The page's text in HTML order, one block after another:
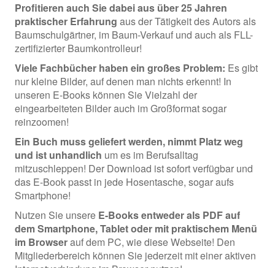
Profitieren auch Sie dabei aus über 25 Jahren
praktischer Erfahrung aus der Tätigkeit des Autors als
Baumschulgärtner, im Baum-Verkauf und auch als FLL-
zertifizierter Baumkontrolleur!
Viele Fachbücher haben ein großes Problem: Es gibt
nur kleine Bilder, auf denen man nichts erkennt! In
unseren E-Books können Sie Vielzahl der
eingearbeiteten Bilder auch im Großformat sogar
reinzoomen!
Ein Buch muss geliefert werden, nimmt Platz weg
und ist unhandlich um es im Berufsalltag
mitzuschleppen! Der Download ist sofort verfügbar und
das E-Book passt in jede Hosentasche, sogar aufs
Smartphone!
Nutzen Sie unsere E-Books entweder als PDF auf
dem Smartphone, Tablet oder mit praktischem Menü
im Browserauf dem PC, wie diese Webseite! Den
Mitgliederbereich können Sie jederzeit mit einer aktiven